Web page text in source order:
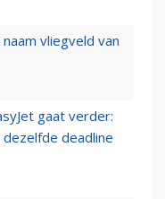
vliegveld van
gaat verder:
deadline